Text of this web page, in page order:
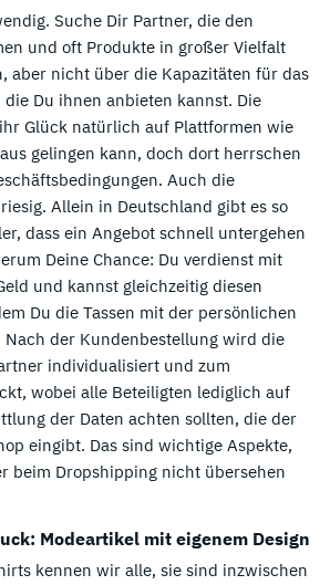
Suche Dir Partner, die den
und oft Produkte in großer Vielfalt
aber nicht über die Kapazitäten für das
Du ihnen anbieten kannst. Die
Glück natürlich auf Plattformen wie
gelingen kann, doch dort herrschen
Auch die
Allein in Deutschland gibt es so
dass ein Angebot schnell untergehen
Deine Chance: Du verdienst mit
und kannst gleichzeitig diesen
Du die Tassen mit der persönlichen
der Kundenbestellung wird die
individualisiert und zum
wobei alle Beteiligten lediglich auf
der Daten achten sollten, die der
eingibt. Das sind wichtige Aspekte,
beim Dropshipping nicht übersehen
Modeartikel mit eigenem Design
kennen wir alle, sie sind inzwischen